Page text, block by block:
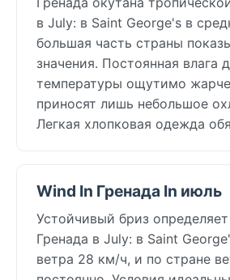
в July: в Saint George's в
большая часть страны
значения. Постоянная влага
температуры ощутимо
приносят лишь небольшое
Легкая хлопковая одежда
Wind In Гренада In июль
Устойчивый бриз
Гренада в July: в Saint
ветра 28 км/ч, и по стране